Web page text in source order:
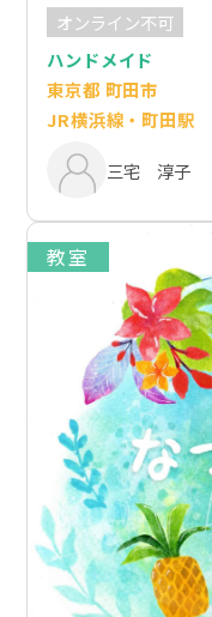
オンライン不可
ハンドメイド
東京都 町田市
JR横浜線・町田駅
三宅 淳子
教室